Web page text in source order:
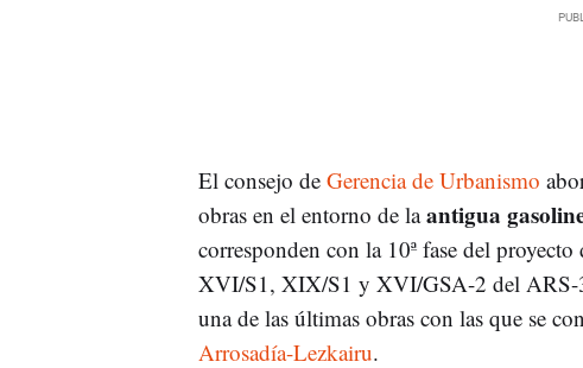
El consejo de Gerencia de Urbanismo
obras en el entorno de laantigua
corresponden con la 10ª fase del
XVI/S1, XIX/S1 y XVI/GSA-2 del ARS-
una de las últimas obras con las que se
Arrosadía-Lezkairu.